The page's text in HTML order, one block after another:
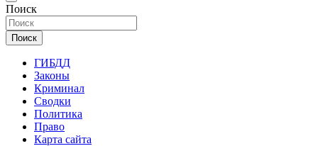
Поиск
Поиск
ГИБДД
Законы
Криминал
Сводки
Политика
Право
Карта сайта